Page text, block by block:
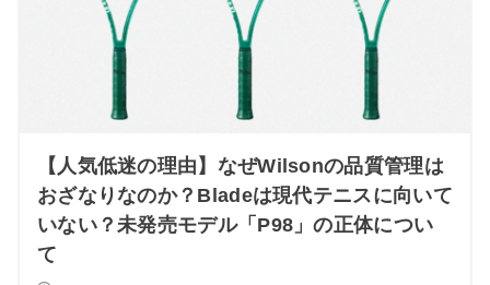
【人気低迷の理由】なぜWilsonの品質管理は
おざなりなのか？Bladeは現代テニスに向いて
いない？未発売モデル「P98」の正体につい
て